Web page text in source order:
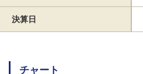
決算日
チャート